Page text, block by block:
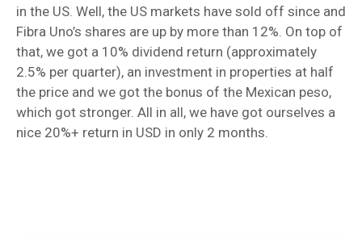
in the US. Well, the US markets have sold off since and
Fibra Uno’s shares are up by more than 12%. On top of
that, we got a 10% dividend return (approximately
2.5% per quarter), an investment in properties at half
the price and we got the bonus of the Mexican peso,
which got stronger. All in all, we have got ourselves a
nice 20%+ return in USD in only 2 months.